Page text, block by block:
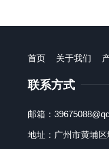
首页 关于我们
联系方式
邮箱：
地址：广州市黄埔